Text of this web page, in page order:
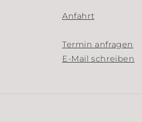
Anfahrt
Termin anfragen
E-Mail schreiben